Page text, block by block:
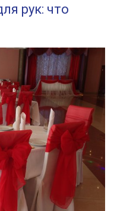
рук: что